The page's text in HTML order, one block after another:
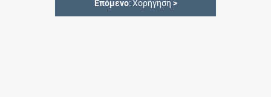
Επόμενο: Χορήγηση >